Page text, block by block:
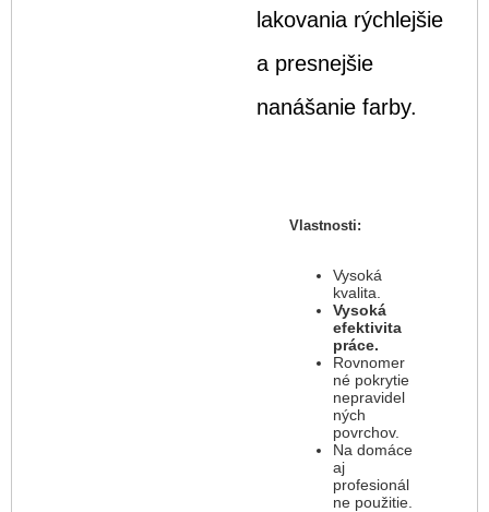
lakovania rýchlejšie
a presnejšie
nanášanie farby.
Vlastnosti:
Vysoká
kvalita.
Vysoká
efektivita
práce.
Rovnomer
né pokrytie
nepravidel
ných
povrchov.
Na domáce
aj
profesionál
ne použitie.